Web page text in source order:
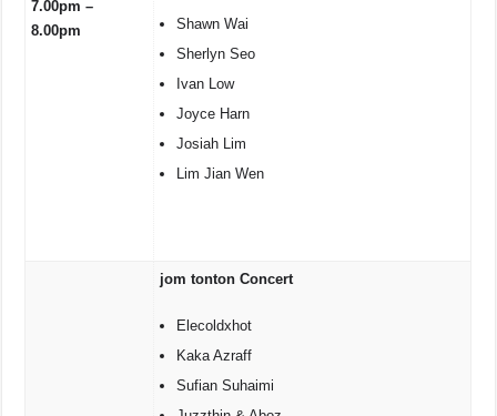
7.00pm –
8.00pm
Shawn Wai
Sherlyn Seo
Ivan Low
Joyce Harn
Josiah Lim
Lim Jian Wen
jom tonton Concert
Elecoldxhot
Kaka Azraff
Sufian Suhaimi